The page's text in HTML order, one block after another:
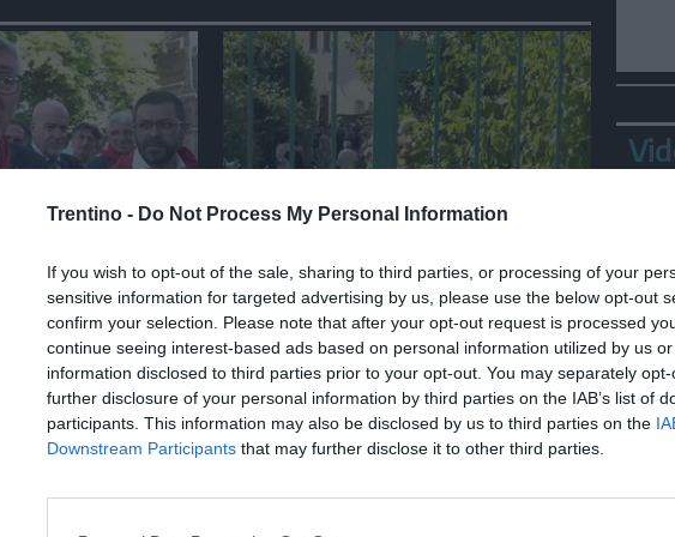
Trentino - Do Not Process My Personal Information
If you wish to opt-out of the sale, sharing to third parties, or processing of your
sensitive information for targeted advertising by us, please use the below opt-out
confirm your selection. Please note that after your opt-out request is processed
continue seeing interest-based ads based on personal information utilized by us
information disclosed to third parties prior to your opt-out. You may separately
further disclosure of your personal information by third parties on the IAB’s list of
participants. This information may also be disclosed by us to third parties on the
Downstream Participants that may further disclose it to other third parties.
ha preso
non si gira
SPETTACOLO
Ultimo saluto a Guccini tra
applausi e commozione a
Pavana